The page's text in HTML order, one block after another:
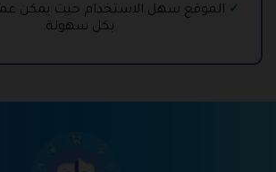
الموقع سهل الاستخدام حيث يمكن
بكل سهولة.